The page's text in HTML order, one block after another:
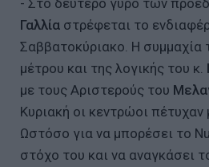
Γαλλία στρέφεται το
Σαββατοκύριακο. Η
μέτρου και της λογικής του κ.
με τους Αριστερούς του
Κυριακή οι κεντρώοι πέτυχαν
Ωστόσο για να μπορέσει το
στόχο του και να αναγκάσει